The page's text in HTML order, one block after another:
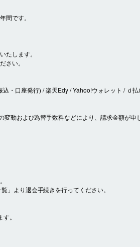
間です。
たします。
さい。
・口座発行) / 楽天Edy / Yahoo!ウォレット / ｄ
動および為替手数料などにより、請求金額が
」より退会手続きを行ってください。
。